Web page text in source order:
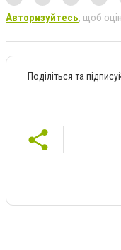
Авторизуйтесь, щоб
Поділіться та